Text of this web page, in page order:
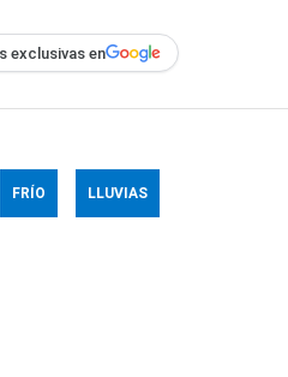
exclusivas en
FRÍO LLUVIAS